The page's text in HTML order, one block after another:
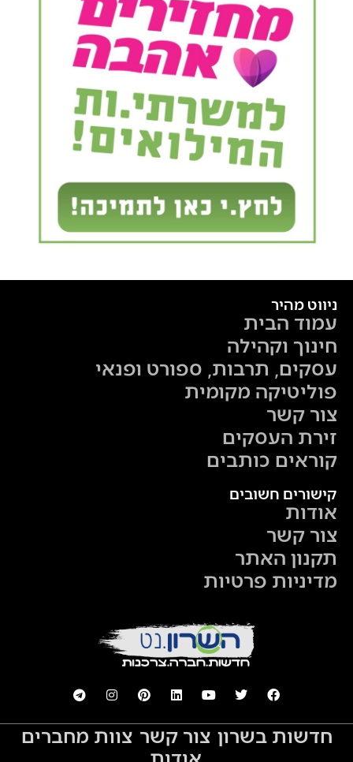
ניווט מהיר
עמוד הבית
חינוך וקהילה
עסקים, תרבות, ספורט ופנאי
פוליטיקה מקומית
צור קשר
זירת העסקים
קוראים כותבים
קישורים חשובים
אודות
צור קשר
תקנון האתר
מדיניות פרטיות
חדשות בשרון צור קשר צוות מחברים
אודות